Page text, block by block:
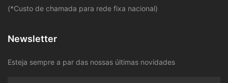
(*Custo de chamada para rede fixa nacional)
Newsletter
Esteja sempre a par das nossas últimas novidades